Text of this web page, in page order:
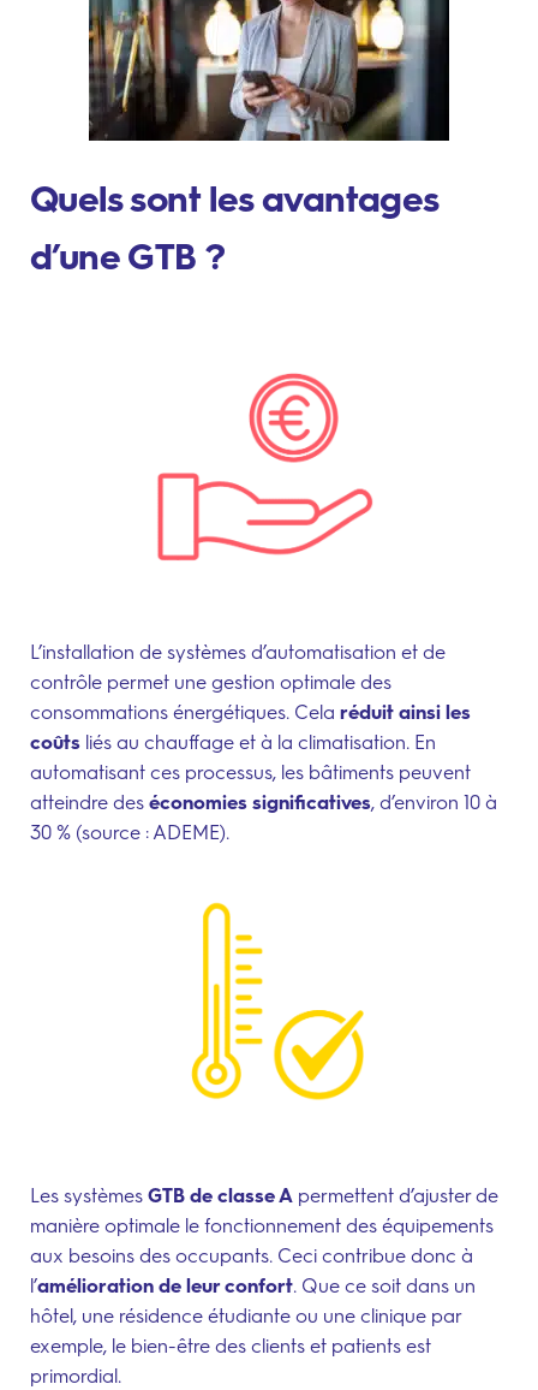
Quels sont les avantages
d’une GTB ?
Réduction des coûts
énergétiques
L’installation de systèmes d’automatisation et de
contrôle permet une gestion optimale des
consommations énergétiques. Cela réduit ainsi les
coûts liés au chauffage et à la climatisation. En
automatisant ces processus, les bâtiments peuvent
atteindre des économies significatives, d’environ 10 à
30 % (source : ADEME).
Amélioration du confort des
occupants
Les systèmes GTB de classe A permettent d’ajuster de
manière optimale le fonctionnement des équipements
aux besoins des occupants. Ceci contribue donc à
l’amélioration de leur confort. Que ce soit dans un
hôtel, une résidence étudiante ou une clinique par
exemple, le bien-être des clients et patients est
primordial.